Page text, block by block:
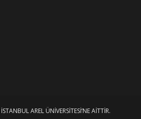
AREL ÜNIVERSITESI’NE AITTIR.